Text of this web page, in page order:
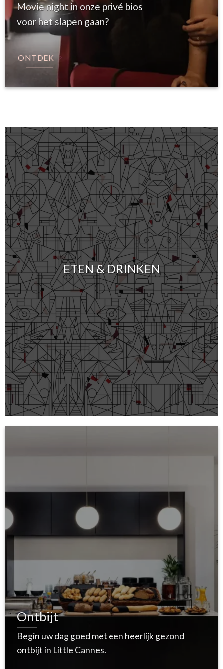
Movie night in onze privé bios
voor het slapen gaan?
ONTDEK
ETEN & DRINKEN
Ontbijt
Begin uw dag goed met een heerlijk gezond
ontbijt in Little Cannes.